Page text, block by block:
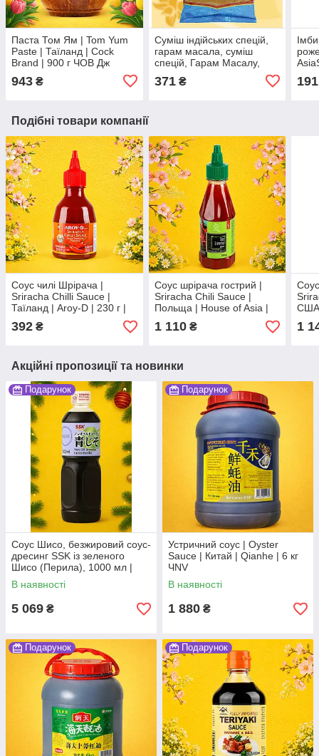
Паста Том Ям | Tom Yum
Paste | Таїланд | Cock
Brand | 900 г ЧОВ Дж
943 ₴
Суміш індійських спецій,
гарам масала, суміш
спецій, Гарам Масалу,
Spice Bland, TRS, 100 г
371₴ 191
Подібні товари компанії
Соус чилі Шрірача |
Sriracha Chilli Sauce |
Таїланд | Aroy-D | 230 г |
пікантний баланс ПоSNХС
392 ₴
Соус шрірача гострий |
Sriracha Chili Sauce |
Польща | House of Asia |
280 г | пікантний чилі соус
для страв По
1 110₴
США
1
Акційні пропозиції та новинки
Подарунок
Соус Шисо, безжировий соус-
дресинг SSK із зеленого
Шисо (Перила), 1000 мл |
Non-Oil Dressing Green Perilla
(Ao-jiso) | SSK | 1л,Ю
В наявності
5 069 ₴
Подарунок
Устричний соус | Oyster
Sauce | Китай | Qianhe | 6 кг
ЧNV
В наявності
1 880 ₴
Подарунок Подарунок